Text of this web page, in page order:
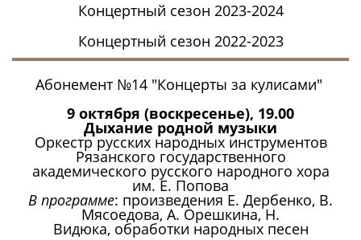
Концертный сезон 2023-2024
Концертный сезон 2022-2023
Абонемент №14 "Концерты за кулисами"
9 октября (воскресенье), 19.00
Дыхание родной музыки
Оркестр русских народных инструментов
Рязанского государственного
академического русского народного хора
им. Е. Попова
В программе: произведения Е. Дербенко, В.
Мясоедова, А. Орешкина, Н.
Видюка, обработки народных песен